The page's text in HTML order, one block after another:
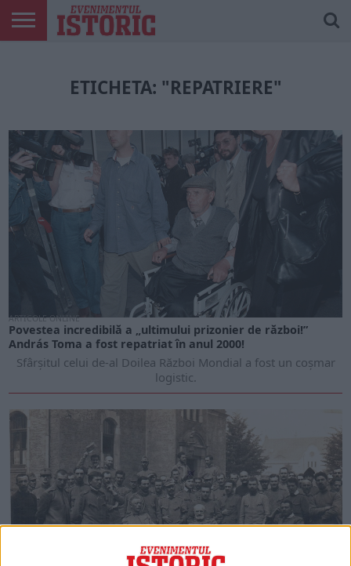
TIPĂRITEETICHETA: "REPATRIERE"
ARTICOLE ONLINE
Povestea incredibilă a „ultimului prizonier de război!”
András Toma a fost repatriat în anul 2000!
Sfârșitul celui de-al Doilea Război Mondial a fost un coșmar
logistic.